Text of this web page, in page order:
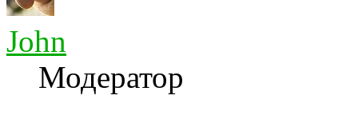
John
Модератор